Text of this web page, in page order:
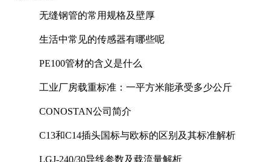
无缝钢管的常用规格及壁厚
生活中常见的传感器有哪些呢
PE100管材的含义是什么
工业厂房载重标准：一平方米能承受多少公斤
CONOSTAN公司简介
C13和C14插头国标与欧标的区别及其标准解析
LGJ-240/30导线参数及载流量解析